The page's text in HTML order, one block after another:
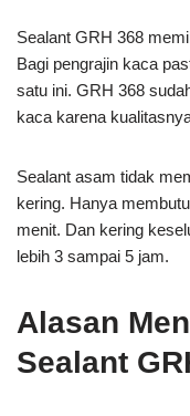
Sealant GRH 368
Bagi pengrajin kaca
satu ini. GRH 368
kaca karena
Sealant asam tidak
kering. Hanya
menit. Dan kering
lebih 3 sampai 5 jam.
Alasan
Sealant